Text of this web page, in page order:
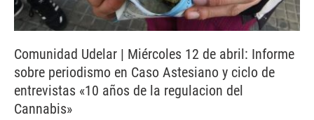
Comunidad Udelar | Miércoles 12 de abril: Informe
sobre periodismo en Caso Astesiano y ciclo de
entrevistas «10 años de la regulacion del
Cannabis»